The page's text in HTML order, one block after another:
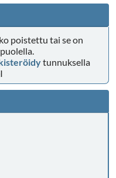
poistettu tai se on
tunnuksella